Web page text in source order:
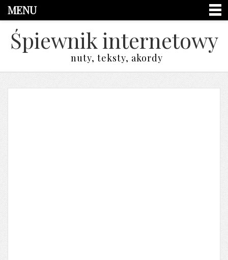
MENU
Śpiewnik internetowy
nuty, teksty, akordy